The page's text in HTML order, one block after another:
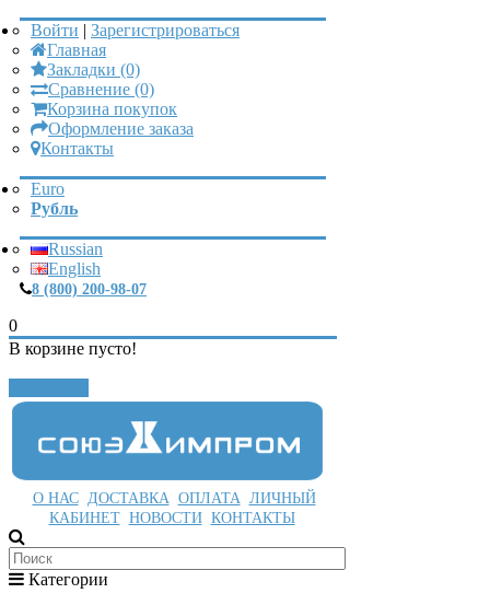
Войти | Зарегистрироваться
Главная
Закладки (0)
Сравнение (0)
Корзина покупок
Оформление заказа
Контакты
Euro
Рубль
Russian
English
8 (800) 200-98-07
0
В корзине пусто!
О НАС ДОСТАВКА ОПЛАТА ЛИЧНЫЙ
КАБИНЕТ НОВОСТИ КОНТАКТЫ
Категории